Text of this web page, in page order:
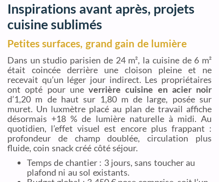
Inspirations avant après, projets
cuisine sublimés
Petites surfaces, grand gain de lumière
Dans un studio parisien de 24 m², la cuisine de 6 m²
était coincée derrière une cloison pleine et ne
recevait qu’un léger jour indirect. Les propriétaires
ont opté pour une verrière cuisine en acier noir
d’1,20 m de haut sur 1,80 m de large, posée sur
muret. Un luxmètre placé au plan de travail affiche
désormais +18 % de lumière naturelle à midi. Au
quotidien, l’effet visuel est encore plus frappant :
profondeur de champ doublée, circulation plus
fluide, coin snack créé côté séjour.
Temps de chantier : 3 jours, sans toucher au
plafond ni au sol existants.